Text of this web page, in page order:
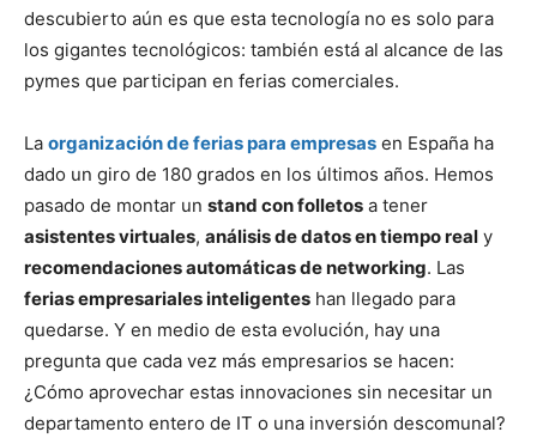
descubierto aún es que esta tecnología no es solo para
los gigantes tecnológicos: también está al alcance de las
pymes que participan en ferias comerciales.
La organización de ferias para empresas en España ha
dado un giro de 180 grados en los últimos años. Hemos
pasado de montar un stand con folletos a tener
asistentes virtuales, análisis de datos en tiempo real y
recomendaciones automáticas de networking. Las
ferias empresariales inteligentes han llegado para
quedarse. Y en medio de esta evolución, hay una
pregunta que cada vez más empresarios se hacen:
¿Cómo aprovechar estas innovaciones sin necesitar un
departamento entero de IT o una inversión descomunal?